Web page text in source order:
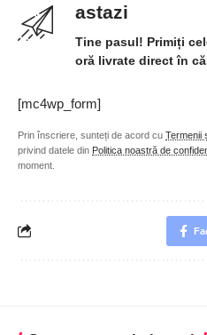
astazi
Tine pasul! Primiți
oră livrate direct în
[mc4wp_form]
Prin înscriere, sunteți de acord cu Termenii
privind datele din Politica noastră de
moment.